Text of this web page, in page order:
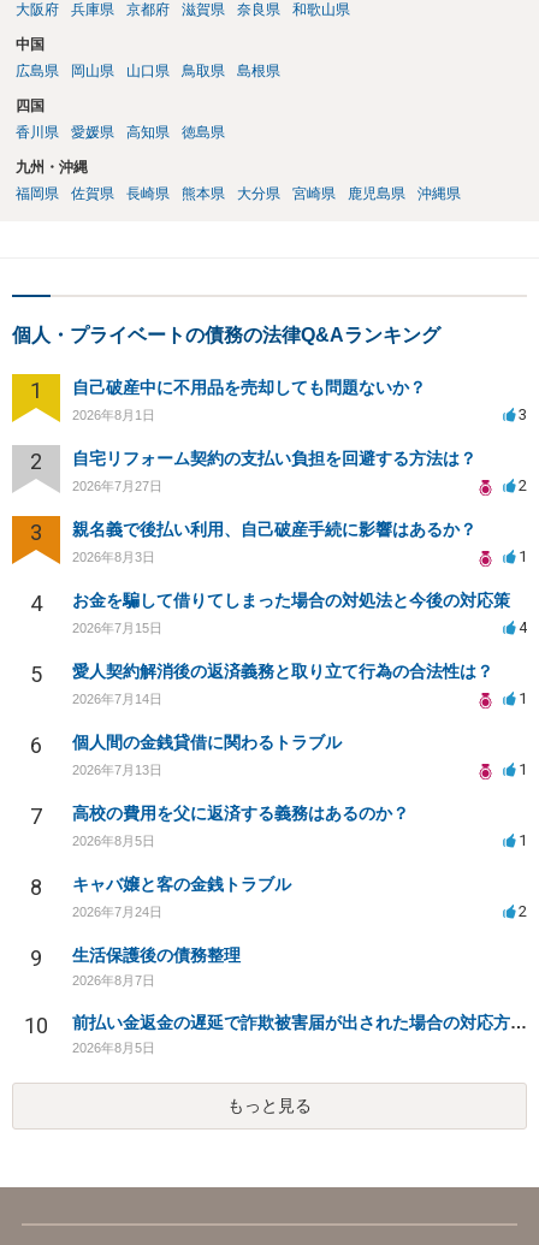
大阪府
兵庫県 京都府 滋賀県 奈良県 和歌山県
中国
広島県
岡山県 山口県 鳥取県 島根県
四国
香川県
愛媛県 高知県 徳島県
九州・沖縄
福岡県
佐賀県 長崎県 熊本県 大分県 宮崎県 鹿児島県 沖縄県
個人・プライベートの債務の法律Q&Aランキング
1 自己破産中に不用品を売却しても問題ないか？
2026年8月1日 3
2 自宅リフォーム契約の支払い負担を回避する方法は？
2026年7月27日 2
3 親名義で後払い利用、自己破産手続に影響はあるか？
2026年8月3日 1
4 お金を騙して借りてしまった場合の対処法と今後の対応策
2026年7月15日 4
5 愛人契約解消後の返済義務と取り立て行為の合法性は？
2026年7月14日 1
6 個人間の金銭貸借に関わるトラブル
2026年7月13日 1
7 高校の費用を父に返済する義務はあるのか？
2026年8月5日 1
8 キャバ嬢と客の金銭トラブル
2026年7月24日 2
9 生活保護後の債務整理
2026年8月7日
10 前払い金返金の遅延で詐欺被害届が出された場合の対応方法は？
2026年8月5日
もっと見る